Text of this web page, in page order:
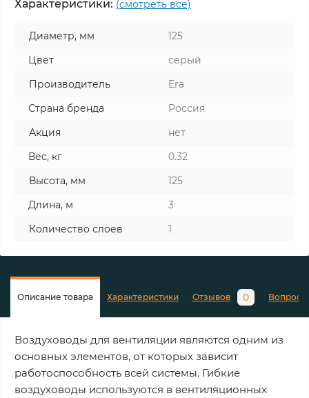
Характеристики: (смотреть все)
Диаметр, мм
125
Цвет
серый
Производитель
Era
Страна бренда
Россия
Акция
нет
Вес, кг
0.32
Высота, мм
125
Длина, м
3
Количество слоев
1
Описание товара Характеристики Отзывов 0 Вопросы
Воздуховоды для вентиляции являются одним из
основных элементов, от которых зависит
работоспособность всей системы. Гибкие
воздуховоды используются в вентиляционных